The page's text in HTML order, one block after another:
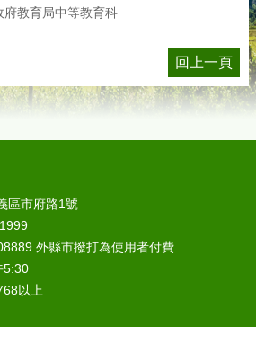
府教育局中等教育科
回上一頁
區市府路1號
外縣市撥打為使用者付費
5:30
以上